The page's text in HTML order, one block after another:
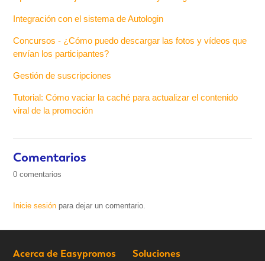
Integración con el sistema de Autologin
Concursos - ¿Cómo puedo descargar las fotos y vídeos que
envían los participantes?
Gestión de suscripciones
Tutorial: Cómo vaciar la caché para actualizar el contenido
viral de la promoción
Comentarios
0 comentarios
Inicie sesión para dejar un comentario.
Acerca de Easypromos Soluciones